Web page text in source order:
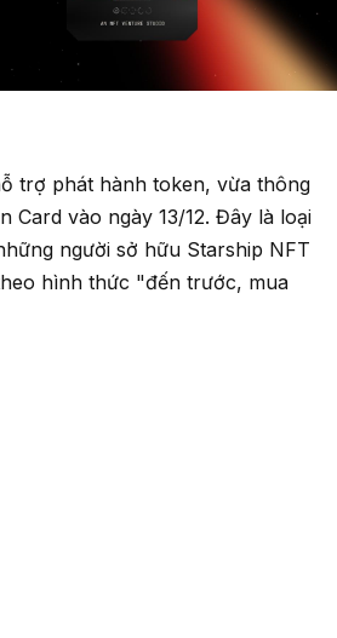
trợ phát hành token, vừa thông
Card vào ngày 13/12. Đây là loại
người sở hữu Starship NFT
hình thức "đến trước, mua